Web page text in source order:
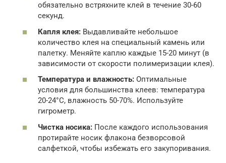
обязательно встряхните клей в течение 30-60
секунд.
Капля клея: Выдавливайте небольшое
количество клея на специальный камень или
палетку. Меняйте каплю каждые 15-20 минут (в
зависимости от скорости полимеризации клея).
Температура и влажность: Оптимальные
условия для большинства клеев: температура
20-24°C, влажность 50-70%. Используйте
гигрометр.
Чистка носика: После каждого использования
протирайте носик флакона безворсовой
салфеткой, чтобы избежать его закупоривания.